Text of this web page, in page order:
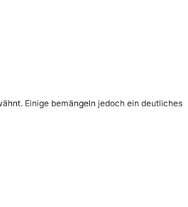
Einige bemängeln jedoch ein deutliches